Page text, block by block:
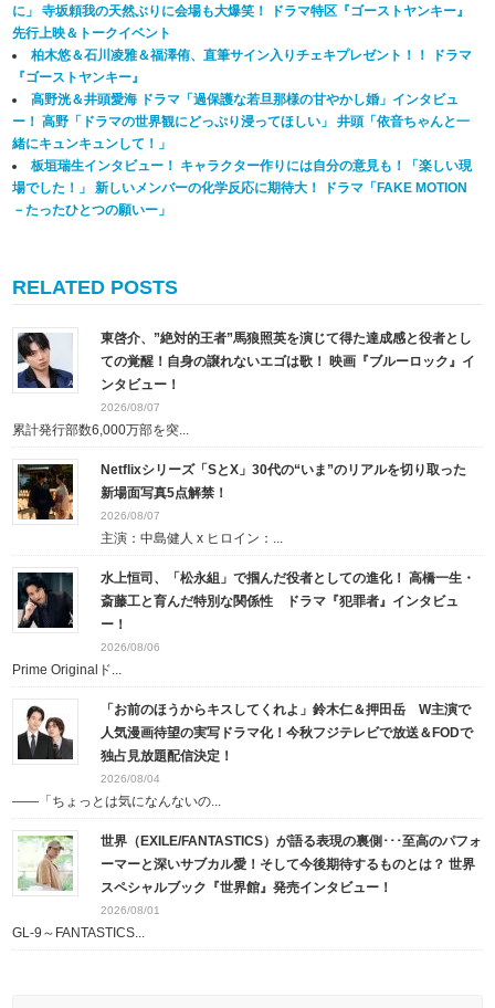
に」 寺坂頼我の天然ぶりに会場も大爆笑！ ドラマ特区『ゴーストヤンキー』
先行上映＆トークイベント
柏木悠＆石川凌雅＆福澤侑、直筆サイン入りチェキプレゼント！！ ドラマ
『ゴーストヤンキー』
高野洸＆井頭愛海 ドラマ「過保護な若旦那様の甘やかし婚」インタビュ
ー！ 高野「ドラマの世界観にどっぷり浸ってほしい」 井頭「依音ちゃんと一
緒にキュンキュンして！」
板垣瑞生インタビュー！ キャラクター作りには自分の意見も！「楽しい現
場でした！」 新しいメンバーの化学反応に期待大！ ドラマ「FAKE MOTION
－たったひとつの願いー」
RELATED POSTS
東啓介、”絶対的王者”馬狼照英を演じて得た達成感と役者とし
ての覚醒！自身の譲れないエゴは歌！ 映画『ブルーロック』イ
ンタビュー！
2026/08/07
累計発行部数6,000万部を突...
Netflixシリーズ「SとX」30代の“いま”のリアルを切り取った
新場面写真5点解禁！
2026/08/07
主演：中島健人 x ヒロイン：...
水上恒司、「松永組」で掴んだ役者としての進化！ 高橋一生・
斎藤工と育んだ特別な関係性 ドラマ『犯罪者』インタビュ
ー！
2026/08/06
Prime Originalド...
「お前のほうからキスしてくれよ」鈴木仁＆押田岳 W主演で
人気漫画待望の実写ドラマ化！今秋フジテレビで放送＆FODで
独占見放題配信決定！
2026/08/04
――「ちょっとは気になんないの...
世界（EXILE/FANTASTICS）が語る表現の裏側･･･至高のパフォ
ーマーと深いサブカル愛！そして今後期待するものとは？ 世界
スペシャルブック『世界館』発売インタビュー！
2026/08/01
GL-9～FANTASTICS...